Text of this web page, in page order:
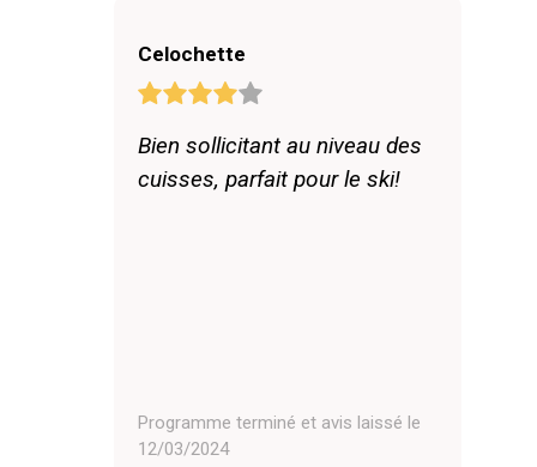
Celochette
Bien sollicitant au niveau des
cuisses, parfait pour le ski!
Programme terminé et avis laissé le
12/03/2024